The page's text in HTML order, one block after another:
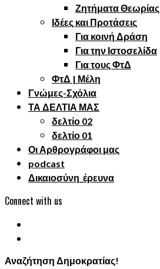
Ζητήματα Θεωρίας
Ιδέες και Προτάσεις
Για κοινή Δράση
Για την Ιστοσελίδα
Για τους ΦτΔ
ΦτΔ | Μέλη
Γνώμες-Σχόλια
ΤΑ ΔΕΛΤΙΑ ΜΑΣ
δελτίο 02
δελτίο 01
Οι Αρθρογράφοι μας
podcast
Δικαιοσύνη_έρευνα
Connect with us
Αναζήτηση Δημοκρατίας!